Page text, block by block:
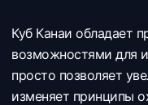
Куб Канаи обладает
возможностями для
просто позволяет
изменяет принципы